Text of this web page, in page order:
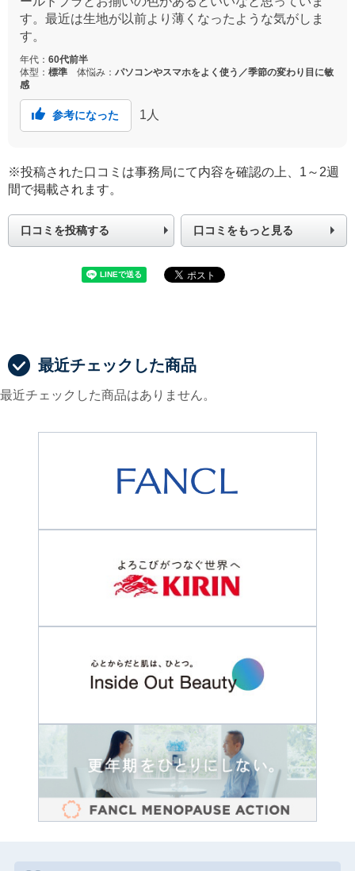
す。最近は生地が以前より薄くなったような気がしま
す。
年代： 60代前半
体型： 標準 体悩み： パソコンやスマホをよく使う／季節の変わり目に敏
感
参考になった 1 人
※投稿された口コミは事務局にて内容を確認の上、1～2週
間で掲載されます。
口コミを投稿する 口コミをもっと見る
最近チェックした商品
最近チェックした商品はありません。